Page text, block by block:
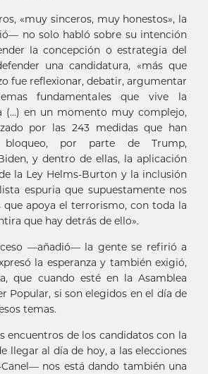
«muy sinceros, muy honestos», la
no solo habló sobre su intención
la concepción o estrategia del
una candidatura, «más que
fue reflexionar, debatir, argumentar
fundamentales que vive la
(...) en un momento muy complejo,
por las 243 medidas que han
bloqueo, por parte de Trump,
y dentro de ellas, la aplicación
la Ley Helms-Burton y la inclusión
espuria que supuestamente nos
que apoya el terrorismo, con toda la
que hay detrás de ello».
—añadió— la gente se refirió a
la esperanza y también exigió,
que cuando esté en la Asamblea
Popular, si son elegidos en el día de
temas.
encuentros de los candidatos con la
llegar al día de hoy, a las elecciones
nos está dando también una